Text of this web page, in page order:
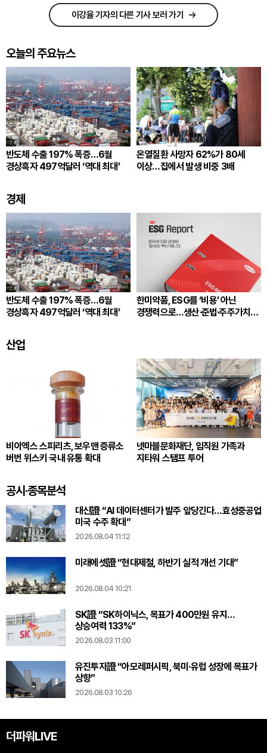
이강율 기자의 다른 기사 보러 가기
오늘의 주요뉴스
반도체 수출 197% 폭증…6월
경상흑자 497억달러 ‘역대 최대’
온열질환 사망자 62%가 80세
이상…집에서 발생 비중 3배
경제
반도체 수출 197% 폭증…6월
경상흑자 497억달러 ‘역대 최대’
한미약품, ESG를 ‘비용’ 아닌
경쟁력으로…생산·준법·주주가치
산업
비이엑스 스피리츠, 보우맨 증류소
버번 위스키 국내 유통 확대
넷마블문화재단, 임직원 가족과
지타워 스탬프 투어
공시·종목분석
대신證 “AI 데이터센터가 발주 앞당긴다…효성중공업
미국 수주 확대”
2026.08.04 11:12
미래에셋證 “현대제철, 하반기 실적 개선 기대”
2026.08.04 10:21
SK證 “SK하이닉스, 목표가 400만원 유지…
상승여력 133%”
2026.08.03 11:00
유진투자證 “아모레퍼시픽, 북미·유럽 성장에 목표가
상향”
2026.08.03 10:26
더파워LIVE